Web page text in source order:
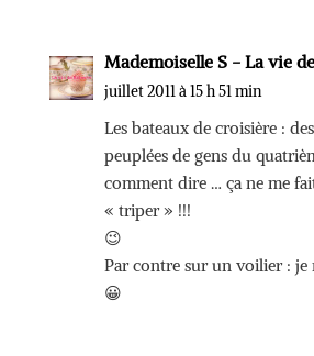
Mademoiselle S - La vie
juillet 2011 à 15 h 51 min
Les bateaux de croisière :
peuplées de gens du
comment dire … ça ne me
« triper » !!!
😉
Par contre sur un voilier : je
😀